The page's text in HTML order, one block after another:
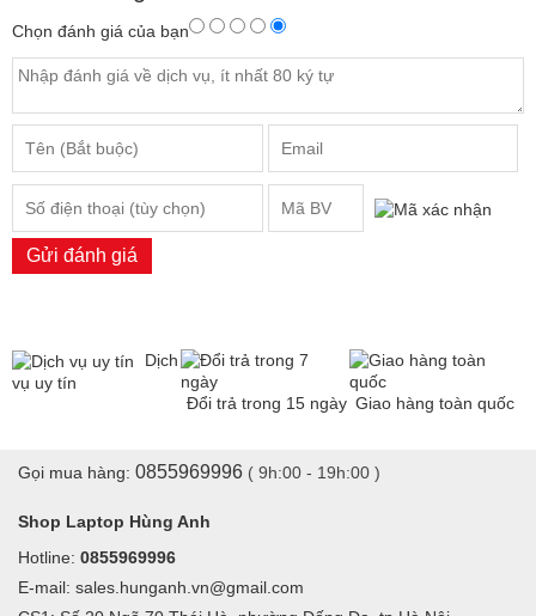
Chọn đánh giá của bạn
Gửi đánh giá
Dịch
vụ uy tín
Đổi trả trong 15 ngày Giao hàng toàn quốc
Gọi mua hàng: 0855969996 ( 9h:00 - 19h:00 )
Shop Laptop Hùng Anh
Hotline: 0855969996
E-mail: sales.hunganh.vn@gmail.com